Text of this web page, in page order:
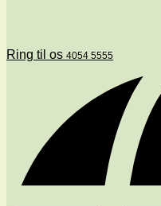
Ring til os 4054 5555